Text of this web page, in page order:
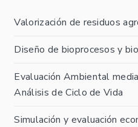
Valorización de residuos
Diseño de bioprocesos y
Evaluación Ambiental
Análisis de Ciclo de Vida
Simulación y evaluación